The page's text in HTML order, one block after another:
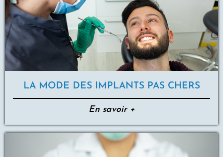
LA MODE DES IMPLANTS PAS CHERS
En savoir +